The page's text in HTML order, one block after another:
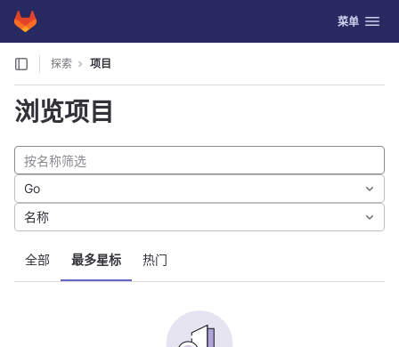
Skip to content
GitLab 切换导航
菜单
探索 项目
浏览项目
全部 最多星标 热门
Go
名称